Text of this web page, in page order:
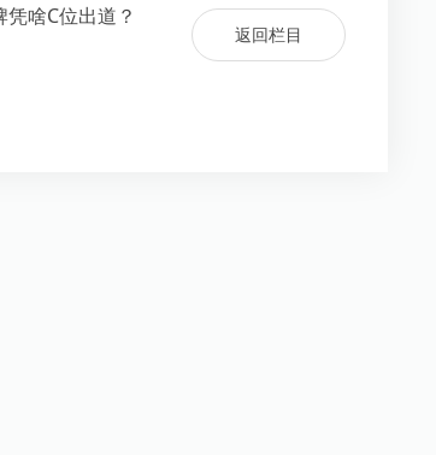
啥C位出道？
返回栏目